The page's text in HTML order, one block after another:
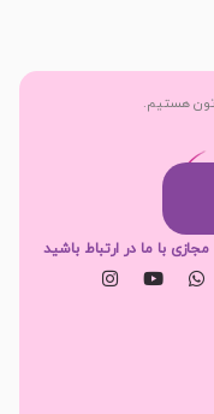
هستیم.
با ما در ارتباط باشید